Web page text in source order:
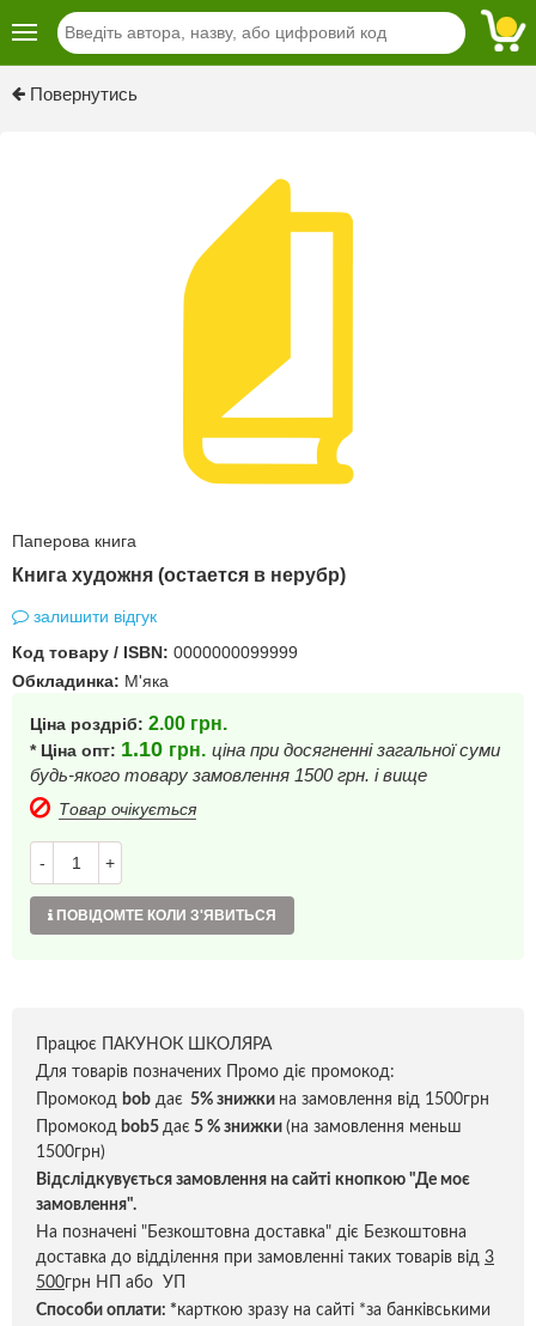
Повернутись
Паперова книга
Книга художня (остается в нерубр)
залишити відгук
Код товару / ISBN: 0000000099999
Обкладинка: М'яка
Ціна роздріб: 2.00 грн.
* Ціна опт: 1.10 грн. ціна при досягненні загальної суми
будь-якого товару замовлення 1500 грн. і вище
Товар очікується
- +
ПОВІДОМТЕ КОЛИ З'ЯВИТЬСЯ
Працює ПАКУНОК ШКОЛЯРА
Для товарів позначених Промо діє промокод:
Промокод bob дає 5% знижки на замовлення від 1500грн
Промокод bob5 дає 5 % знижки (на замовлення меньш
1500грн)
Відслідкувується замовлення на сайті кнопкою "Де моє
замовлення".
На позначені "Безкоштовна доставка" діє Безкоштовна
доставка до відділення при замовленні таких товарів від 3
500грн НП або УП
Способи оплати: *карткою зразу на сайті *за банківськими